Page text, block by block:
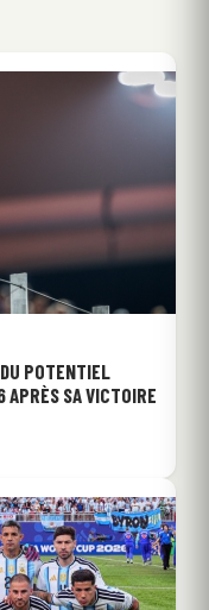
POTENTIEL
SA VICTOIRE